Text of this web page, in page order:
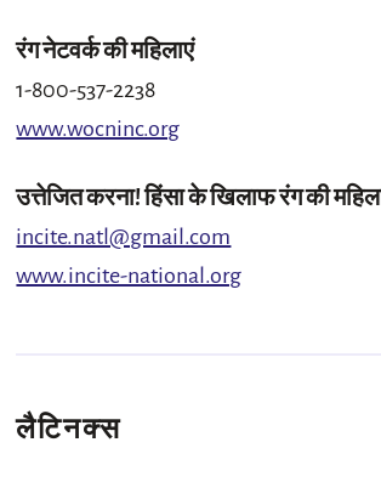
रंग नेटवर्क की महिलाएं
1-800-537-2238
www.wocninc.org
उत्तेजित करना! हिंसा के खिलाफ रंग की
incite.natl@gmail.com
www.incite-national.org
लैटिनक्स